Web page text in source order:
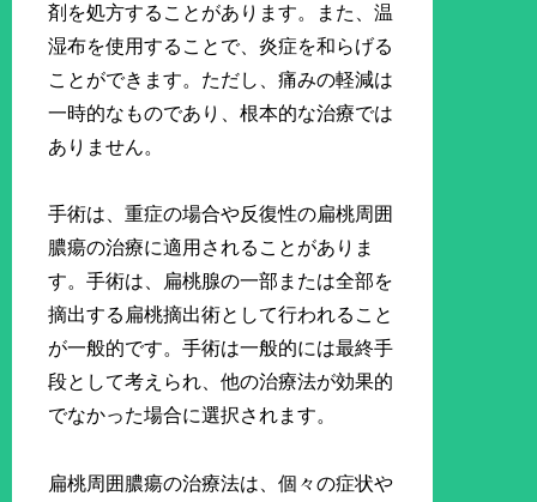
剤を処方することがあります。また、温
湿布を使用することで、炎症を和らげる
ことができます。ただし、痛みの軽減は
一時的なものであり、根本的な治療では
ありません。
手術は、重症の場合や反復性の扁桃周囲
膿瘍の治療に適用されることがありま
す。手術は、扁桃腺の一部または全部を
摘出する扁桃摘出術として行われること
が一般的です。手術は一般的には最終手
段として考えられ、他の治療法が効果的
でなかった場合に選択されます。
扁桃周囲膿瘍の治療法は、個々の症状や